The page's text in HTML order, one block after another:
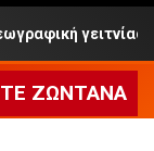
γειτνίαση»
ΖΩΝΤΑΝΆ